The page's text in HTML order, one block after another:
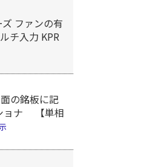
ファンの有
チ入力 KPR
の銘板に記
ョナ 【単相